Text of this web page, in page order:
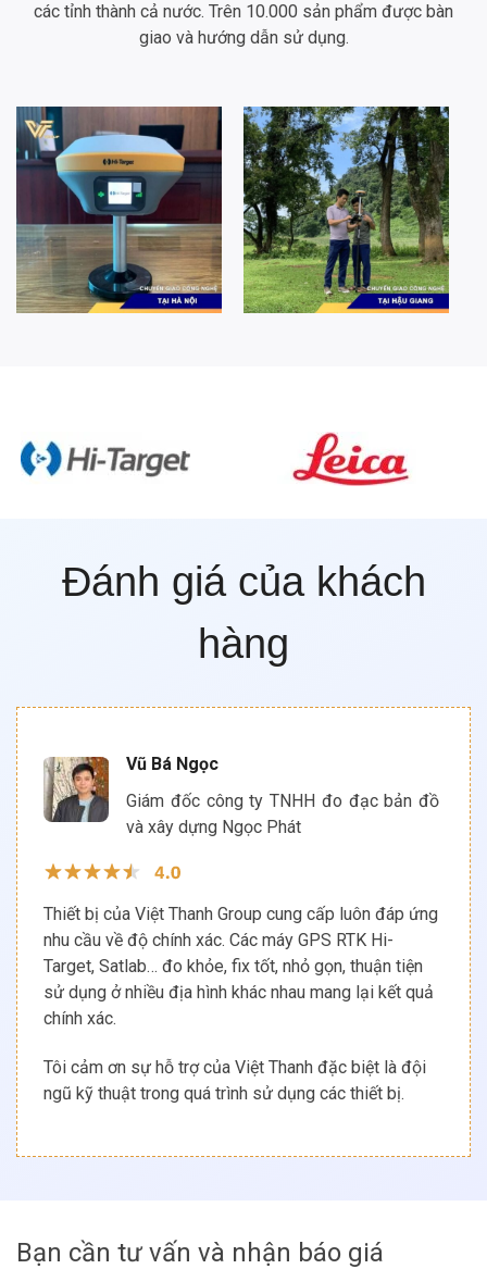
các tỉnh thành cả nước. Trên 10.000 sản phẩm được bàn
giao và hướng dẫn sử dụng.
Đánh giá của khách
hàng
Vũ Bá Ngọc
Giám đốc công ty TNHH đo đạc bản đồ
và xây dựng Ngọc Phát
Thiết bị của Việt Thanh Group cung cấp luôn đáp ứng
nhu cầu về độ chính xác. Các máy GPS RTK Hi-
Target, Satlab… đo khỏe, fix tốt, nhỏ gọn, thuận tiện
sử dụng ở nhiều địa hình khác nhau mang lại kết quả
chính xác.
Tôi cảm ơn sự hỗ trợ của Việt Thanh đặc biệt là đội
ngũ kỹ thuật trong quá trình sử dụng các thiết bị.
Bạn cần tư vấn và nhận báo giá